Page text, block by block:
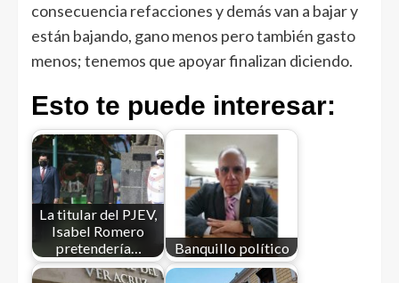
consecuencia refacciones y demás van a bajar y
están bajando, gano menos pero también gasto
menos; tenemos que apoyar finalizan diciendo.
Esto te puede interesar:
La titular del PJEV,
Isabel Romero
pretendería…
Banquillo político